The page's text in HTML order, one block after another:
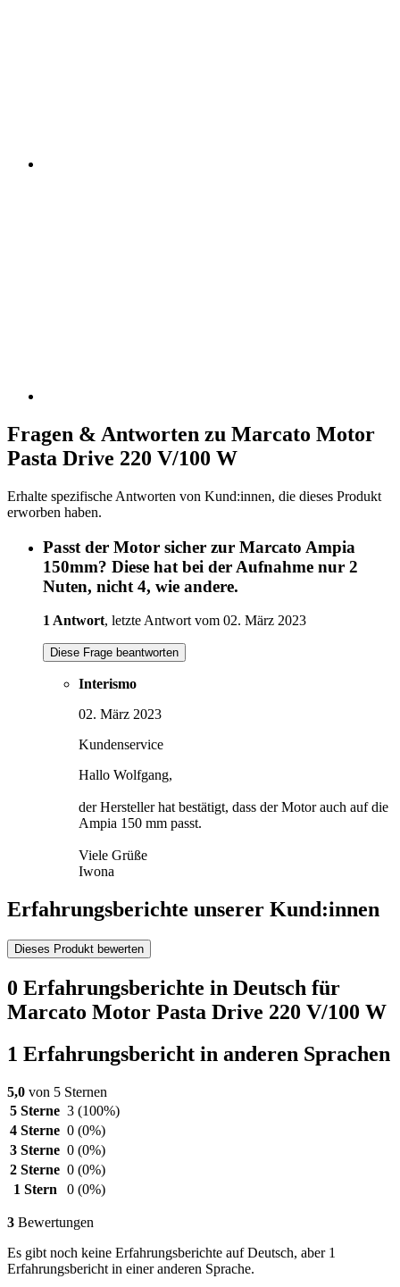
Fragen & Antworten zu Marcato Motor
Pasta Drive 220 V/100 W
Erhalte spezifische Antworten von Kund:innen, die dieses Produkt
erworben haben.
Passt der Motor sicher zur Marcato Ampia
150mm? Diese hat bei der Aufnahme nur 2
Nuten, nicht 4, wie andere.
1 Antwort, letzte Antwort vom 02. März 2023
Diese Frage beantworten
Interismo
02. März 2023
Kundenservice
Hallo Wolfgang,
der Hersteller hat bestätigt, dass der Motor auch auf die
Ampia 150 mm passt.
Viele Grüße
Iwona
Erfahrungsberichte unserer Kund:innen
Dieses Produkt bewerten
0 Erfahrungsberichte in Deutsch für
Marcato Motor Pasta Drive 220 V/100 W
1 Erfahrungsbericht in anderen Sprachen
5,0 von 5 Sternen
5 Sterne 3 (100%)
4 Sterne 0 (0%)
3 Sterne 0 (0%)
2 Sterne 0 (0%)
1 Stern
0 (0%)
3 Bewertungen
Es gibt noch keine Erfahrungsberichte auf Deutsch, aber 1
Erfahrungsbericht in einer anderen Sprache.